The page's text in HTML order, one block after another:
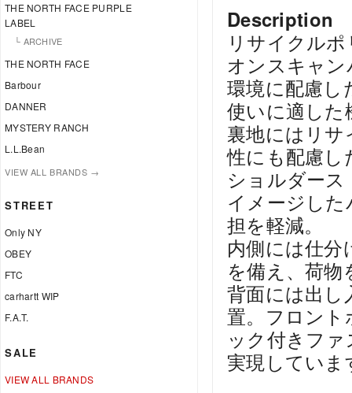
THE NORTH FACE PURPLE
LABEL
└ ARCHIVE
THE NORTH FACE
Barbour
DANNER
MYSTERY RANCH
L.L.Bean
VIEW ALL BRANDS →
STREET
Only NY
OBEY
FTC
carhartt WIP
F.A.T.
SALE
VIEW ALL BRANDS
Description
リサイクル
オンスキャ
環境に配慮し
使いに適した
裏地にはリ
性にも配慮し
ショルダー
イメージし
担を軽減。
内側には仕
を備え、荷
背面には出
置。フロン
ック付きフ
実現していま